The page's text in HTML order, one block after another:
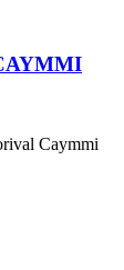
Caymmi